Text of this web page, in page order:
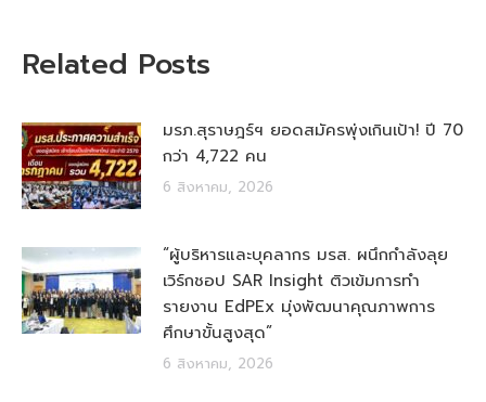
Related Posts
มรภ.สุราษฎร์ฯ ยอดสมัครพุ่งเกินเป้า! ปี 70
กว่า 4,722 คน
6 สิงหาคม, 2026
“ผู้บริหารและบุคลากร มรส. ผนึกกำลังลุย
เวิร์กชอป SAR Insight ติวเข้มการทำ
รายงาน EdPEx มุ่งพัฒนาคุณภาพการ
ศึกษาขั้นสูงสุด”
6 สิงหาคม, 2026